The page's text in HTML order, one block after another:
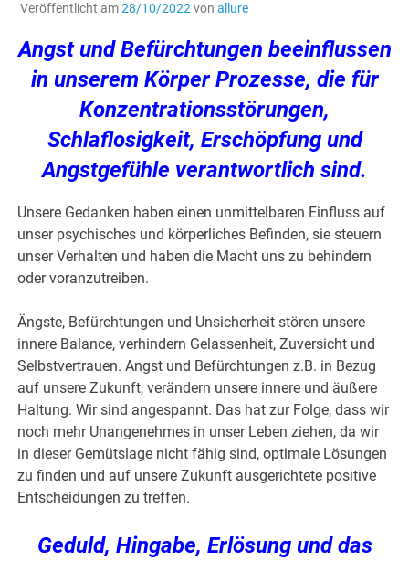
Veröffentlicht am28/10/2022von allure
Angst und Befürchtungen beeinflussen
in unserem Körper Prozesse, die für
Konzentrationsstörungen,
Schlaflosigkeit, Erschöpfung und
Angstgefühle verantwortlich sind.
Unsere Gedanken haben einen unmittelbaren Einfluss auf
unser psychisches und körperliches Befinden, sie steuern
unser Verhalten und haben die Macht uns zu behindern
oder voranzutreiben.
Ängste, Befürchtungen und Unsicherheit stören unsere
innere Balance, verhindern Gelassenheit, Zuversicht und
Selbstvertrauen. Angst und Befürchtungen z.B. in Bezug
auf unsere Zukunft, verändern unsere innere und äußere
Haltung. Wir sind angespannt. Das hat zur Folge, dass wir
noch mehr Unangenehmes in unser Leben ziehen, da wir
in dieser Gemütslage nicht fähig sind, optimale Lösungen
zu finden und auf unsere Zukunft ausgerichtete positive
Entscheidungen zu treffen.
Geduld, Hingabe, Erlösung und das